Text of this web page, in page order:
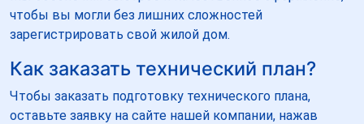
чтобы вы могли без лишних сложностей
зарегистрировать свой жилой дом.
Как заказать технический план?
Чтобы заказать подготовку технического плана,
оставьте заявку на сайте нашей компании, нажав